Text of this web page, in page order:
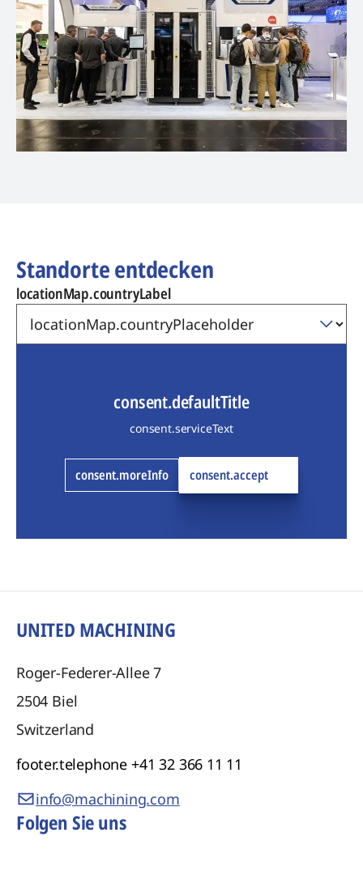
Standorte entdecken
locationMap.countryLabel
consent.defaultTitle
consent.serviceText
consent.moreInfo consent.accept
UNITED MACHINING
Roger-Federer-Allee 7
2504 Biel
Switzerland
footer.telephone +41 32 366 11 11
info@machining.com
Folgen Sie uns